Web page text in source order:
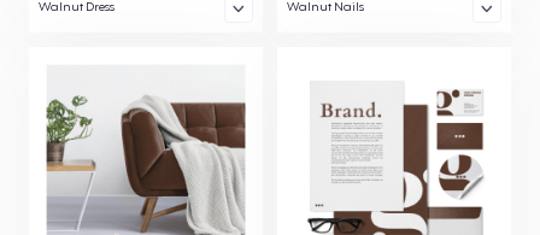
Walnut Dress Walnut Nails